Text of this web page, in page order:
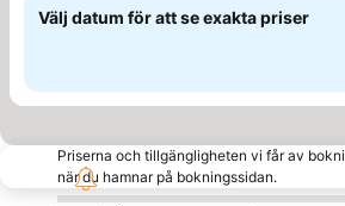
Välj datum för att se exakta priser
Priserna och tillgängligheten vi får av
när du hamnar på bokningssidan.